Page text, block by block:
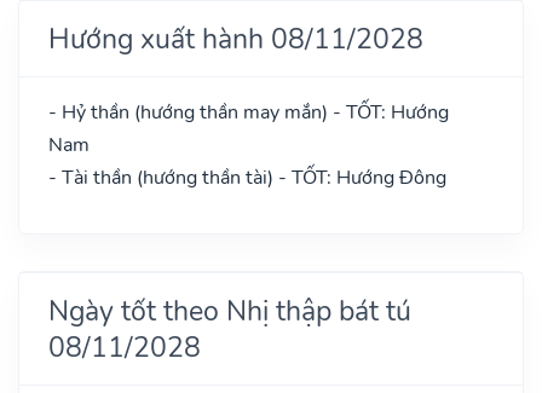
Hướng xuất hành 08/11/2028
- Hỷ thần (hướng thần may mắn) - TỐT: Hướng
Nam
- Tài thần (hướng thần tài) - TỐT: Hướng Đông
Ngày tốt theo Nhị thập bát tú
08/11/2028